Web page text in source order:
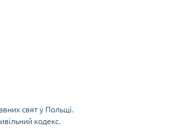
свят у Польщі.
кодекс.